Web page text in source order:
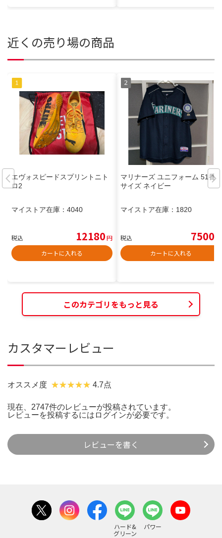
近くの売り場の商品
エヴォスピードスプリントニト
ロ2
マイストア在庫： 4040
税込 12180円
カートに入れる
マリナーズ ユニフォーム 51番 L
サイズ ネイビー
マイストア在庫： 1820
税込 7500
カートに入れる
このカテゴリをもっと見る
カスタマーレビュー
オススメ度 4.7点
現在、2747件のレビューが投稿されています。
レビューを投稿するには ログインが必要です。
レビューを書く
ハード&
グリーン
パワー